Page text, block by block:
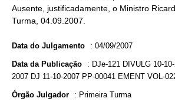
Ausente, justificadamente, o Ministro
Turma, 04.09.2007.
Data do Julgamento : 04/09/2007
Data da Publicação : DJe-121 DIVULG 10-
2007 DJ 11-10-2007 PP-00041 EMENT VOL-
Órgão Julgador : Primeira Turma